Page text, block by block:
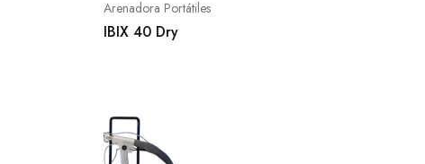
Arenadora Portátiles
IBIX 40 Dry